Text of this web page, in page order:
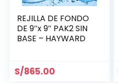
REJILLA DE FONDO
DE 9″x 9″ PAK2 SIN
BASE – HAYWARD
S/865.00